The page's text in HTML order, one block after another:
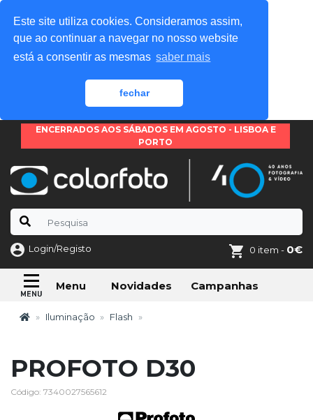
Este site utiliza cookies. Consideramos assim,
que ao continuar a navegar no nosso website
está a consentir as mesmas saber mais
fechar
ENCERRADOS AOS SÁBADOS EM AGOSTO - LISBOA E
PORTO
Login/Registo 0 item - 0€
Menu Novidades Campanhas
Iluminação Flash
PROFOTO D30
Código: 7340027565612